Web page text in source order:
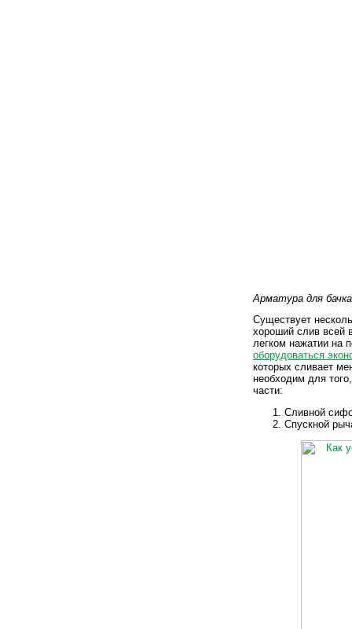
Арматура для
Существует
хороший слив всей
легком нажатии на
оборудоваться
которых сливает
необходим для
части:
Сливной
Спускной